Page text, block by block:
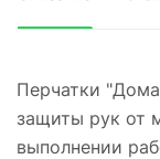
Перчатки
защиты рук от
выполнении